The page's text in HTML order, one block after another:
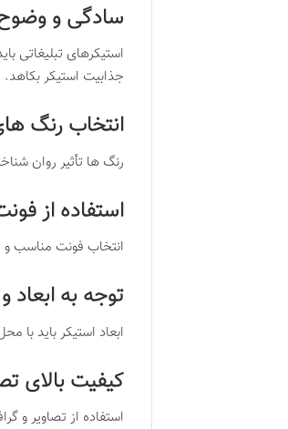
سادگی و
استیکرهای تبلیغاتی
جذابیت استیکر بکاهد.​
انتخاب رنگ
رنگ ها تأثیر روان
استفاده از
انتخاب فونت مناسب و
توجه به ابعاد
ابعاد استیکر باید
کیفیت بالای
استفاده از تصاویر و